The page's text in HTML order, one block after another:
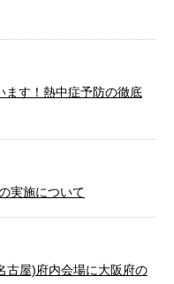
ます！熱中症予防の徹底
実施について
古屋)府内会場に大阪府の